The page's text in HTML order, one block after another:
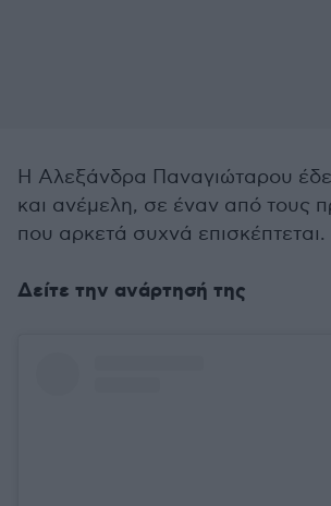
Η Αλεξάνδρα Παναγιώταρου
και ανέμελη, σε έναν από τους
που αρκετά συχνά επισκέπτεται.
Δείτε την ανάρτησή της